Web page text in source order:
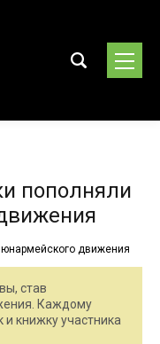
пополняли
став
Каждому
книжку участника